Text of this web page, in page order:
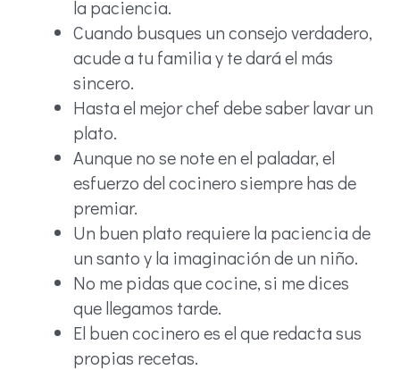
la paciencia.
Cuando busques un consejo verdadero,
acude a tu familia y te dará el más
sincero.
Hasta el mejor chef debe saber lavar un
plato.
Aunque no se note en el paladar, el
esfuerzo del cocinero siempre has de
premiar.
Un buen plato requiere la paciencia de
un santo y la imaginación de un niño.
No me pidas que cocine, si me dices
que llegamos tarde.
El buen cocinero es el que redacta sus
propias recetas.